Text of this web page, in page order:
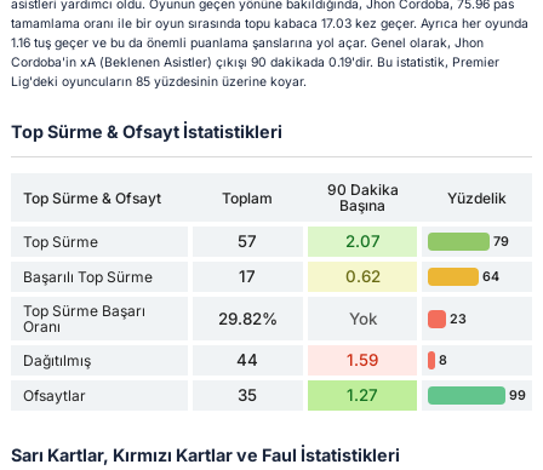
asistleri yardımcı oldu. Oyunun geçen yönüne bakıldığında, Jhon Cordoba, 75.96 pas
tamamlama oranı ile bir oyun sırasında topu kabaca 17.03 kez geçer. Ayrıca her oyunda
1.16 tuş geçer ve bu da önemli puanlama şanslarına yol açar. Genel olarak, Jhon
Cordoba'in xA (Beklenen Asistler) çıkışı 90 dakikada 0.19'dir. Bu istatistik, Premier
Lig'deki oyuncuların 85 yüzdesinin üzerine koyar.
Top Sürme & Ofsayt İstatistikleri
Top Sürme & Ofsayt Toplam
90 Dakika
Başına
Yüzdelik
Top Sürme 57 2.07 79
Başarılı Top Sürme 17 0.62 64
Top Sürme Başarı
Oranı
29.82% Yok 23
Dağıtılmış 44 1.59 8
Ofsaytlar 35 1.27 99
Sarı Kartlar, Kırmızı Kartlar ve Faul İstatistikleri